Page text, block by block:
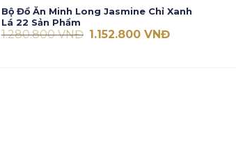
Bộ Đồ Ăn Minh Long Jasmine Chỉ Xanh
Lá 22 Sản Phẩm
1.280.800VNĐ Giá
1.152.800VNĐGiá